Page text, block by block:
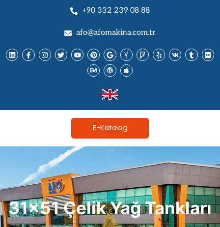
+90 332 239 08 88
afo@afomakina.com.tr
E-Katalog
31x51 Çelik Yağ Tankları